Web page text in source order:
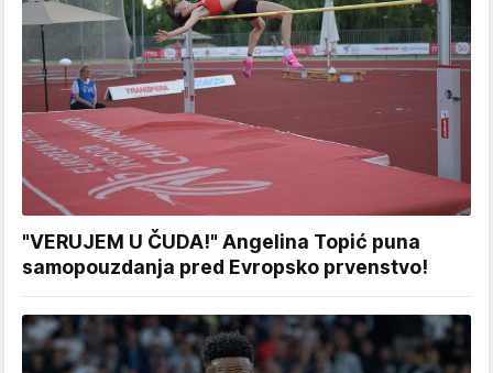
"VERUJEM U ČUDA!" Angelina Topić puna
samopouzdanja pred Evropsko prvenstvo!